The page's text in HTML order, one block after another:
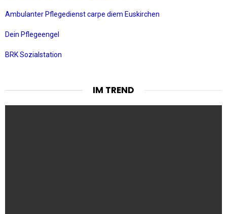
Ambulanter Pflegedienst carpe diem Euskirchen
Dein Pflegeengel
BRK Sozialstation
IM TREND